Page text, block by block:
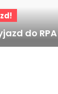
do RPA